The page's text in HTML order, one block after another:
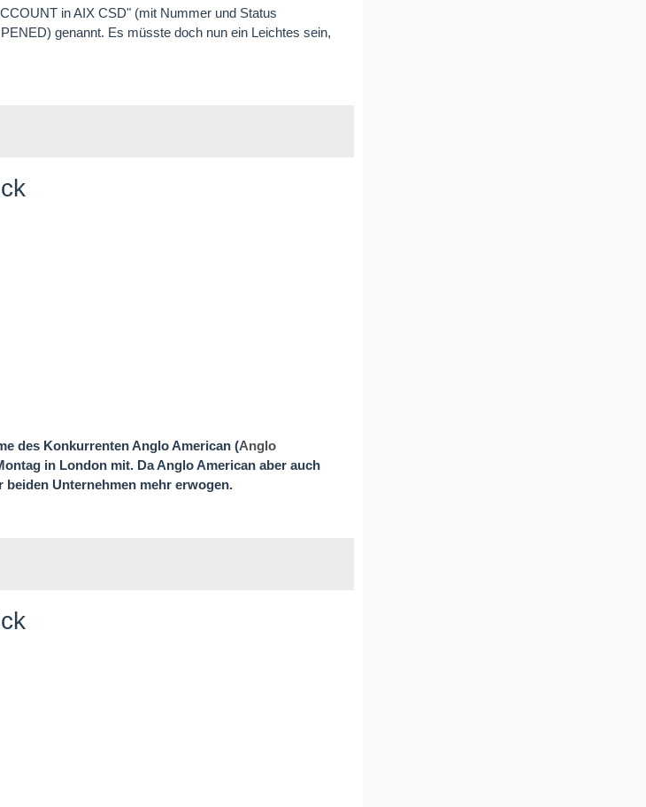
in AIX CSD" (mit Nummer und Status
genannt. Es müsste doch nun ein Leichtes sein,
des Konkurrenten Anglo American (Anglo
in London mit. Da Anglo American aber auch
Unternehmen mehr erwogen.